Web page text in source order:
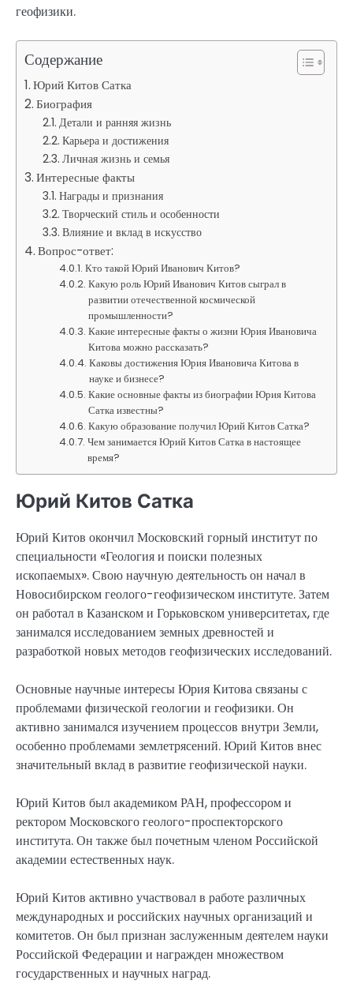
геофизики.
Содержание
Юрий Китов Сатка
Биография
Детали и ранняя жизнь
Карьера и достижения
Личная жизнь и семья
Интересные факты
Награды и признания
Творческий стиль и особенности
Влияние и вклад в искусство
Вопрос-ответ:
Кто такой Юрий Иванович Китов?
Какую роль Юрий Иванович Китов сыграл в
развитии отечественной космической
промышленности?
Какие интересные факты о жизни Юрия Ивановича
Китова можно рассказать?
Каковы достижения Юрия Ивановича Китова в
науке и бизнесе?
Какие основные факты из биографии Юрия Китова
Сатка известны?
Какую образование получил Юрий Китов Сатка?
Чем занимается Юрий Китов Сатка в настоящее
время?
Юрий Китов Сатка
Юрий Китов окончил Московский горный институт по
специальности «Геология и поиски полезных
ископаемых». Свою научную деятельность он начал в
Новосибирском геолого-геофизическом институте. Затем
он работал в Казанском и Горьковском университетах, где
занимался исследованием земных древностей и
разработкой новых методов геофизических исследований.
Основные научные интересы Юрия Китова связаны с
проблемами физической геологии и геофизики. Он
активно занимался изучением процессов внутри Земли,
особенно проблемами землетрясений. Юрий Китов внес
значительный вклад в развитие геофизической науки.
Юрий Китов был академиком РАН, профессором и
ректором Московского геолого-проспекторского
института. Он также был почетным членом Российской
академии естественных наук.
Юрий Китов активно участвовал в работе различных
международных и российских научных организаций и
комитетов. Он был признан заслуженным деятелем науки
Российской Федерации и награжден множеством
государственных и научных наград.